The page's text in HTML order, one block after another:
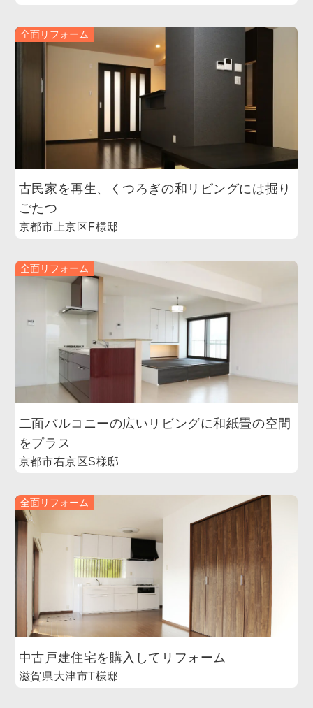
全面リフォーム
古民家を再生、くつろぎの和リビングには掘り
ごたつ
京都市上京区F様邸
全面リフォーム
二面バルコニーの広いリビングに和紙畳の空間
をプラス
京都市右京区S様邸
全面リフォーム
中古戸建住宅を購入してリフォーム
滋賀県大津市T様邸